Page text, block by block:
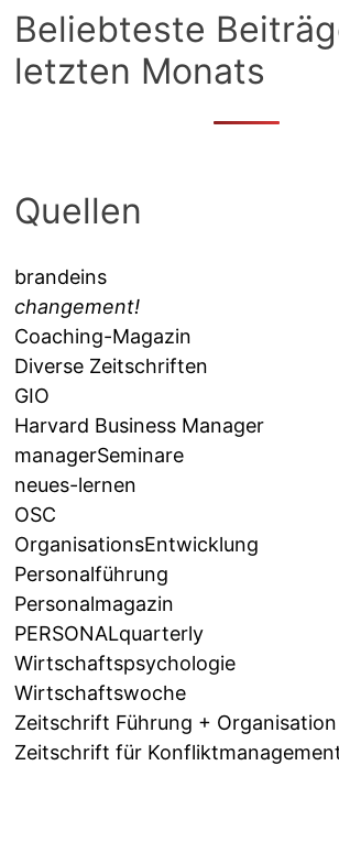
Beliebteste
letzten Monats
Quellen
brandeins
changement!
Coaching-Magazin
Diverse Zeitschriften
GIO
Harvard Business Manager
managerSeminare
neues-lernen
OSC
OrganisationsEntwicklung
Personalführung
Personalmagazin
PERSONALquarterly
Wirtschaftspsychologie
Wirtschaftswoche
Zeitschrift Führung + Organisation
Zeitschrift für